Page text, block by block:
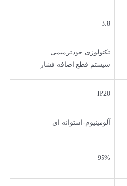
3.8
تکنولوژی خودترمیمی
سیستم قطع اضافه فشار
IP20
آلومینیوم-استوانه ای
95%